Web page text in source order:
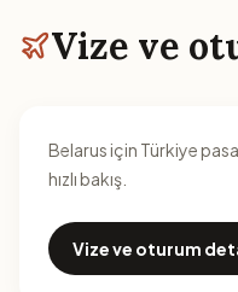
Vize ve
Belarus için Türkiye
hızlı bakış.
Vize ve oturum